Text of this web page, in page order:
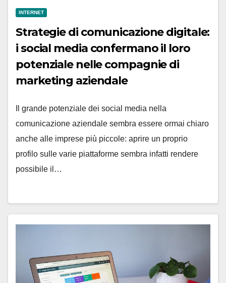
INTERNET
Strategie di comunicazione digitale:
i social media confermano il loro
potenziale nelle compagnie di
marketing aziendale
Il grande potenziale dei social media nella
comunicazione aziendale sembra essere ormai chiaro
anche alle imprese più piccole: aprire un proprio
profilo sulle varie piattaforme sembra infatti rendere
possibile il…